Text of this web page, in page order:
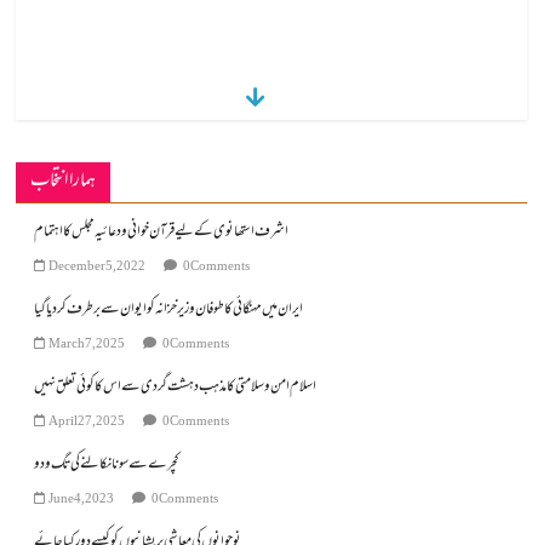
ہمارا انتخاب
اشرف استھانوی کے لیے قرآن خوانی ودعائیہ مجلس کا اہتمام
December 5, 2022 0 Comments
ایران میں مہنگائی کا طوفان وزیر خزانہ کو ایوان سے برطرف کردیاگیا
March 7, 2025 0 Comments
اسلام امن و سلامتی کا مذہب دہشت گردی سے اس کا کوئی تعلق نہیں
April 27, 2025 0 Comments
کچرے سے سونا نکالنے کی تگ ودو
June 4, 2023 0 Comments